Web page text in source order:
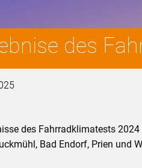
des
des Fahrradklimatests
Bad Endorf, Prien und